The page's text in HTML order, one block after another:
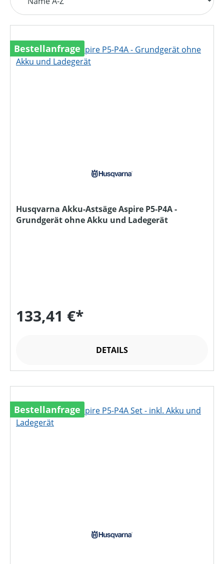
Bestellanfrage
Husqvarna Akku-Astsäge Aspire P5-P4A -
Grundgerät ohne Akku und Ladegerät
133,41 €*
DETAILS
Bestellanfrage